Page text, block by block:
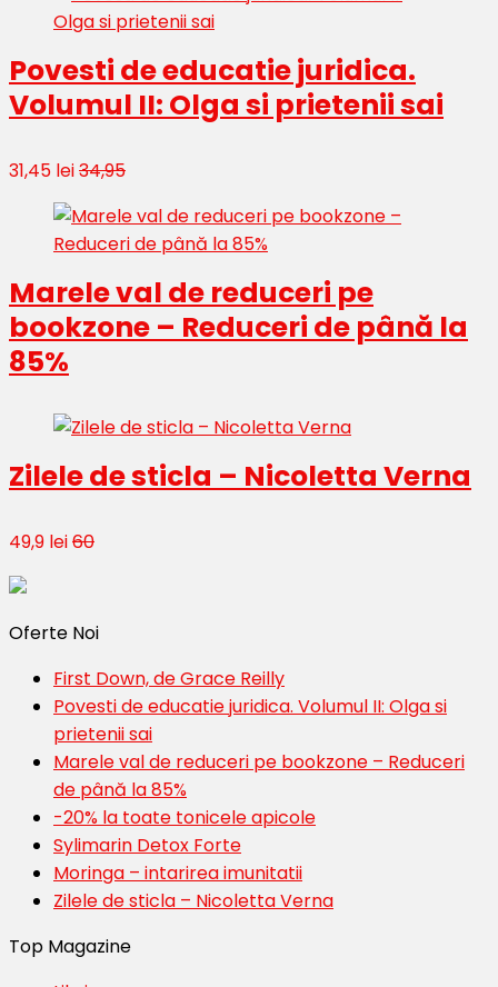
Povesti de educatie juridica.
Volumul II: Olga si prietenii sai
31,45 lei34,95
Marele val de reduceri pe
bookzone – Reduceri de până la
85%
Zilele de sticla – Nicoletta Verna
49,9 lei60
Oferte Noi
First Down, de Grace Reilly
Povesti de educatie juridica. Volumul II: Olga si
prietenii sai
Marele val de reduceri pe bookzone – Reduceri
de până la 85%
-20% la toate tonicele apicole
Sylimarin Detox Forte
Moringa – intarirea imunitatii
Zilele de sticla – Nicoletta Verna
Top Magazine